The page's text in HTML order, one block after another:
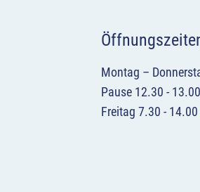
Montag –
Pause 12.30 -
Freitag 7.30 - 14.00